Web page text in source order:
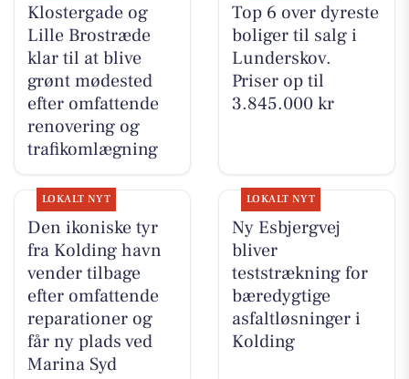
Klostergade og
Lille Brostræde
klar til at blive
grønt mødested
efter omfattende
renovering og
trafikomlægning
Top 6 over dyreste
boliger til salg i
Lunderskov.
Priser op til
3.845.000 kr
LOKALT NYT
Den ikoniske tyr
fra Kolding havn
vender tilbage
efter omfattende
reparationer og
får ny plads ved
Marina Syd
LOKALT NYT
Ny Esbjergvej
bliver
teststrækning for
bæredygtige
asfaltløsninger i
Kolding